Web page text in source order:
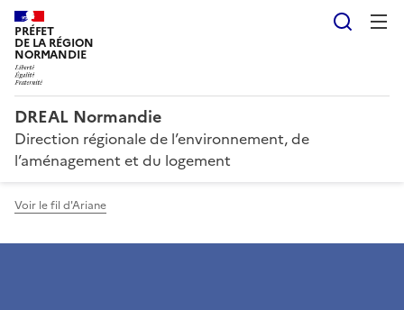
PRÉFET
DE LA RÉGION
NORMANDIE
DREAL Normandie
Direction régionale de l’environnement, de
l’aménagement et du logement
Voir le fil d'Ariane